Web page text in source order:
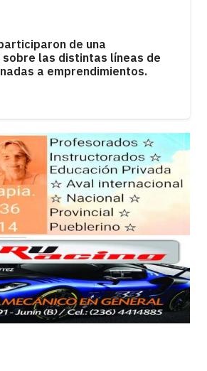
una fuerte caída en
consecuencia de la